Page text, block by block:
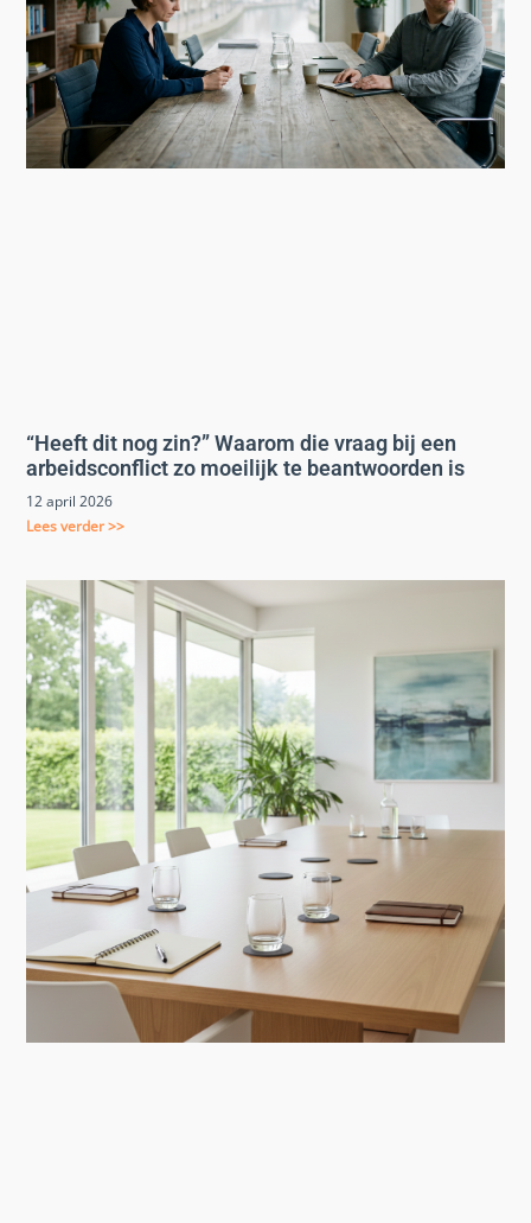
“Heeft dit nog zin?” Waarom die vraag bij een
arbeidsconflict zo moeilijk te beantwoorden is
12 april 2026
Lees verder >>